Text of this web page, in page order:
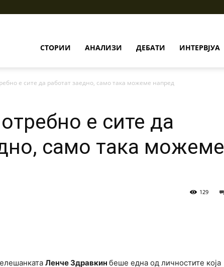
СТОРИИ АНАЛИЗИ ДЕБАТИ ИНТЕРВЈУА
е сите да работат заедно, само така можеме напред
е сите да
само така можеме
129
Ленче Здравкин беше една од личностите која